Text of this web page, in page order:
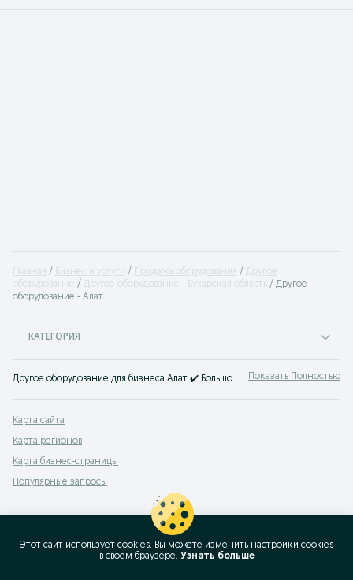
Главная Бизнес и услуги Продажа оборудования
Другое
оборудование
Другое оборудование - Бухарская область
Другое
оборудование - Алат
КАТЕГОРИЯ
Другое оборудование для бизнеса Алат ✔️ Большой выбор техники для бизнеса по лучшим ценам ☝ Начать свой бизнес просто с OLX.uz! Показать Полностью
Карта сайта
Карта регионов
Карта бизнес-страницы
Популярные запросы
Этот сайт использует cookies. Вы можете изменить настройки cookies
в своeм браузере. Узнать больше